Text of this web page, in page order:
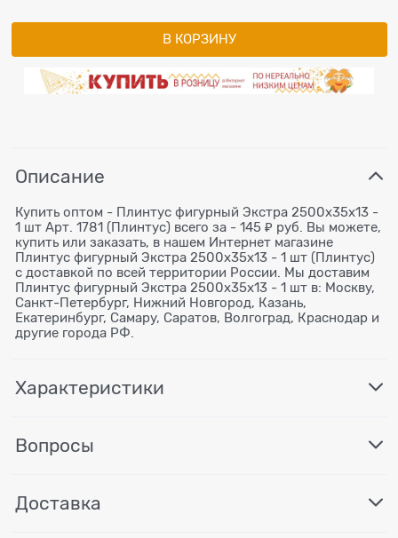
В КОРЗИНУ
Описание
Купить оптом - Плинтус фигурный Экстра 2500x35х13 -
1 шт Арт. 1781 (Плинтус) всего за - 145 ₽ руб. Вы можете,
купить или заказать, в нашем Интернет магазине
Плинтус фигурный Экстра 2500x35х13 - 1 шт (Плинтус)
с доставкой по всей территории России. Мы доставим
Плинтус фигурный Экстра 2500x35х13 - 1 шт в: Москву,
Санкт-Петербург, Нижний Новгород, Казань,
Екатеринбург, Самару, Саратов, Волгоград, Краснодар и
другие города РФ.
Характеристики
Вопросы
Доставка